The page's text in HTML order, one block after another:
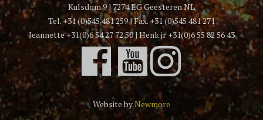
Kulsdom 9 | 7274 EG Geesteren NL
Tel. +31 (0)545 481 259 | Fax. +31 (0)545 481 271
Jeannette +31(0)6 54 27 72 50 | Henk jr +31(0)6 55 82 56 43
Website byNewmore